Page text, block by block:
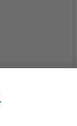
einem Android